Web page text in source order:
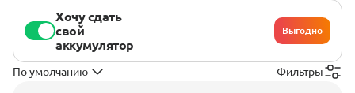
Хочу сдать
свой
аккумулятор
Выгодно
По умолчанию Фильтры